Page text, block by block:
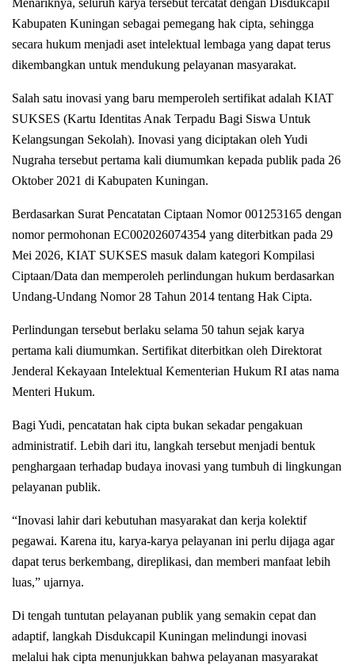
Menariknya, seluruh karya tersebut tercatat dengan Disdukcapil
Kabupaten Kuningan sebagai pemegang hak cipta, sehingga
secara hukum menjadi aset intelektual lembaga yang dapat terus
dikembangkan untuk mendukung pelayanan masyarakat.
Salah satu inovasi yang baru memperoleh sertifikat adalah KIAT
SUKSES (Kartu Identitas Anak Terpadu Bagi Siswa Untuk
Kelangsungan Sekolah). Inovasi yang diciptakan oleh Yudi
Nugraha tersebut pertama kali diumumkan kepada publik pada 26
Oktober 2021 di Kabupaten Kuningan.
Berdasarkan Surat Pencatatan Ciptaan Nomor 001253165 dengan
nomor permohonan EC002026074354 yang diterbitkan pada 29
Mei 2026, KIAT SUKSES masuk dalam kategori Kompilasi
Ciptaan/Data dan memperoleh perlindungan hukum berdasarkan
Undang-Undang Nomor 28 Tahun 2014 tentang Hak Cipta.
Perlindungan tersebut berlaku selama 50 tahun sejak karya
pertama kali diumumkan. Sertifikat diterbitkan oleh Direktorat
Jenderal Kekayaan Intelektual Kementerian Hukum RI atas nama
Menteri Hukum.
Bagi Yudi, pencatatan hak cipta bukan sekadar pengakuan
administratif. Lebih dari itu, langkah tersebut menjadi bentuk
penghargaan terhadap budaya inovasi yang tumbuh di lingkungan
pelayanan publik.
“Inovasi lahir dari kebutuhan masyarakat dan kerja kolektif
pegawai. Karena itu, karya-karya pelayanan ini perlu dijaga agar
dapat terus berkembang, direplikasi, dan memberi manfaat lebih
luas,” ujarnya.
Di tengah tuntutan pelayanan publik yang semakin cepat dan
adaptif, langkah Disdukcapil Kuningan melindungi inovasi
melalui hak cipta menunjukkan bahwa pelayanan masyarakat